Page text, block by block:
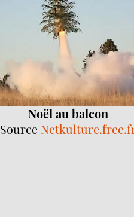
Noël au balcon
Source